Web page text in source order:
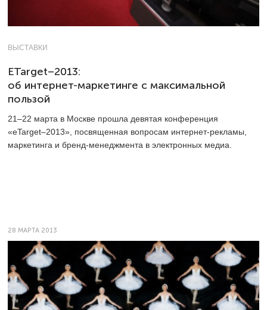
ВЫСТАВКИ
ETarget–2013:
об интернет-маркетинге с максимальной
пользой
21–22 марта в Москве прошла девятая конференция
«eTarget–2013», посвященная вопросам интернет-рекламы,
маркетинга и бренд-менеджмента в электронных медиа.
28 МАРТА 2013